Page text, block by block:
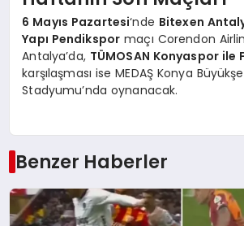
6 Mayıs Pazartesi‘nde Bitexen
Yapı Pendikspor maçı Corendon
Antalya’da, TÜMOSAN Konyaspor ile
karşılaşması ise MEDAŞ Konya
Stadyumu’nda oynanacak.
Benzer Haberler